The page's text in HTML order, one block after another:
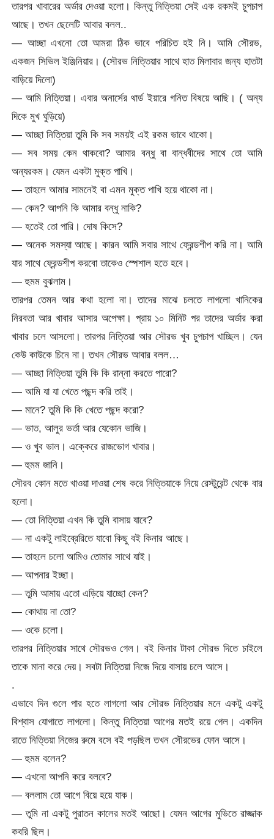
তারপর খাবারের অর্ডার দেওয়া হলো। কিন্তু নিত্তিয়া সেই এক রকমই চুপচাপ
আছে। তখন ছেলেটি আবার বলল..
— আচ্ছা এখনো তো আমরা ঠিক ভাবে পরিচিত হই নি। আমি সৌরভ,
একজন সিভিল ইঞ্জিনিয়ার। (সৌরভ নিত্তিয়ার সাথে হাত মিলাবার জন্য হাতটা
বাড়িয়ে দিলো)
— আমি নিত্তিয়া। এবার অনার্সের থার্ড ইয়ারে গনিত বিষয়ে আছি। ( অন্য
দিকে মুখ ঘুড়িয়ে)
— আচ্ছা নিত্তিয়া তুমি কি সব সময়ই এই রকম ভাবে থাকো।
— সব সময় কেন থাকবো? আমার বন্ধু বা বান্ধবীদের সাথে তো আমি
অন্যরকম। যেমন একটা মুক্ত পাখি।
— তাহলে আমার সামনেই বা এমন মুক্ত পাখি হয়ে থাকো না।
— কেন? আপনি কি আমার বন্ধু নাকি?
— হতেই তো পারি। দোষ কিসে?
— অনেক সমস্যা আছে। কারন আমি সবার সাথে ফ্রেন্ডশীপ করি না। আমি
যার সাথে ফ্রেন্ডশীপ করবো তাকেও স্পেশাল হতে হবে।
— হুমম বুঝলাম।
তারপর তেমন আর কথা হলো না। তাদের মাঝে চলতে লাগলো খানিকের
নিরবতা আর খাবার আসার অপেক্ষা। প্রায় ১০ মিনিট পর তাদের অর্ডার করা
খাবার চলে আসলো। তারপর নিত্তিয়া আর সৌরভ খুব চুপচাপ খাচ্ছিল। যেন
কেউ কাউকে চিনে না। তখন সৌরভ আবার বলল…
— আচ্ছা নিত্তিয়া তুমি কি কি রান্না করতে পারো?
— আমি যা যা খেতে পছন্দ করি তাই।
— মানে? তুমি কি কি খেতে পছন্দ করো?
— ভাত, আলুর ভর্তা আর যেকোন ভাজি।
— ও খুব ভাল। এক্কেরে রাজভোগ খাবার।
— হুমম জানি।
সৌরব কোন মতে খাওয়া দাওয়া শেষ করে নিত্তিয়াকে নিয়ে রেস্টুরেন্ট থেকে বার
হলো।
— তো নিত্তিয়া এখন কি তুমি বাসায় যাবে?
— না একটু লাইব্রেরিতে যাবো কিছু বই কিনার আছে।
— তাহলে চলো আমিও তোমার সাথে যাই।
— আপনার ইচ্ছা।
— তুমি আমায় এতো এড়িয়ে যাচ্ছো কেন?
— কোথায় না তো?
— ওকে চলো।
তারপর নিত্তিয়ার সাথে সৌরভও গেল। বই কিনার টাকা সৌরভ দিতে চাইলে
তাকে মানা করে দেয়। সবটা নিত্তিয়া নিজে দিয়ে বাসায় চলে আসে।
.
এভাবে দিন গুলে পার হতে লাগলো আর সৌরভ নিত্তিয়ার মনে একটু একটু
বিশ্বাস যোগাতে লাগলো। কিন্তু নিত্তিয়া আগের মতই রয়ে গেল। একদিন
রাতে নিত্তিয়া নিজের রুমে বসে বই পড়ছিল তখন সৌরভের ফোন আসে।
— হুমম বলেন?
— এখনো আপনি করে বলবে?
— বললাম তো আগে বিয়ে হয়ে যাক।
— তুমি না একটু পুরাতন কালের মতই আছো। যেমন আগের মুভিতে রাজ্জাক
কবরি ছিল।